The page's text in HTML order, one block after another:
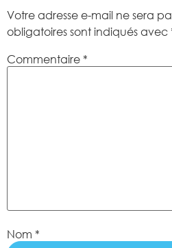
Votre adresse e-mail ne sera
obligatoires sont indiqués avec
Commentaire *
Nom *